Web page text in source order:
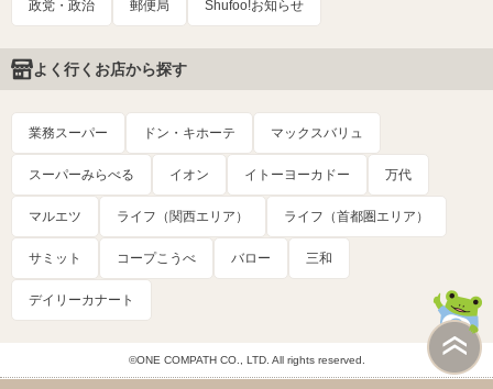
政党・政治 郵便局 Shufoo!お知らせ
よく行くお店から探す
業務スーパー ドン・キホーテ マックスバリュ
スーパーみらべる イオン イトーヨーカドー 万代
マルエツ ライフ（関西エリア） ライフ（首都圏エリア）
サミット コープこうべ バロー 三和
デイリーカナート
©ONE COMPATH CO., LTD. All rights reserved.